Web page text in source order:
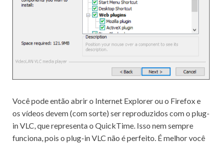
Você pode então abrir o Internet Explorer ou o Firefox e
os vídeos devem (com sorte) ser reproduzidos com o plug-
in VLC, que representa o QuickTime. Isso nem sempre
funciona, pois o plug-in VLC não é perfeito. É melhor você